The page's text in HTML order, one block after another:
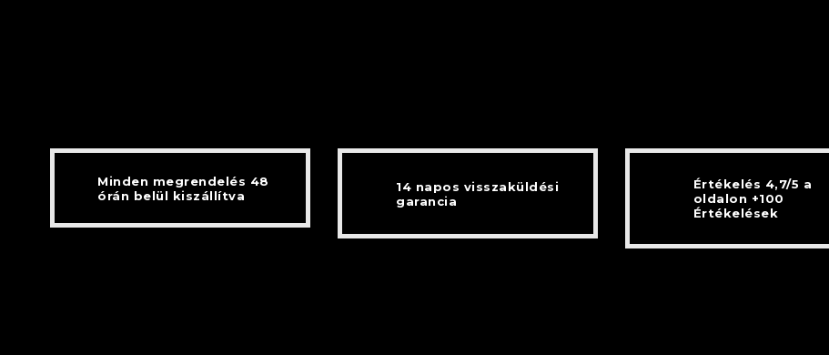
Minden megrendelés 48
órán belül kiszállítva
14 napos visszaküldési
garancia
Értékelés 4,7/5 a
oldalon +100
Értékelések